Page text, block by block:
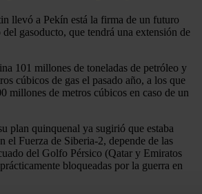
llevó a Pekín está la firma de un futuro
gasoducto, que tendrá una extensión de
101 millones de toneladas de petróleo y
cúbicos de gas el pasado año, a los que
millones de metros cúbicos en caso de un
plan quinquenal ya sugirió que estaba
el Fuerza de Siberia-2, depende de las
del Golfo Pérsico (Qatar y Emiratos
bloqueadas por la guerra en